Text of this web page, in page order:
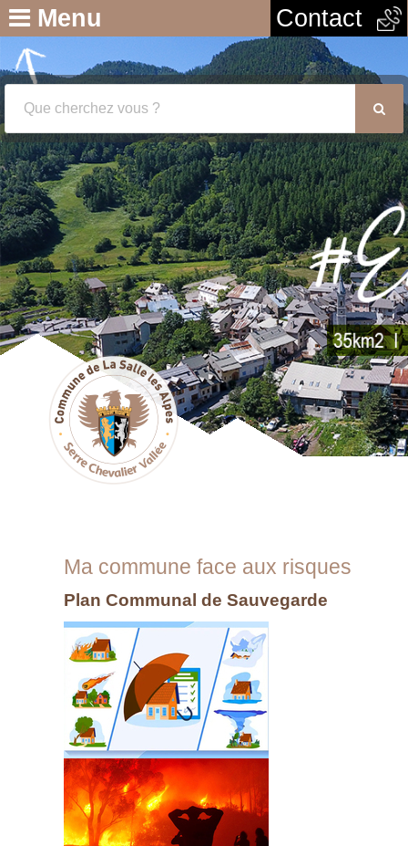
Contact
Menu
Ma commune face aux risques
Plan Communal de Sauvegarde